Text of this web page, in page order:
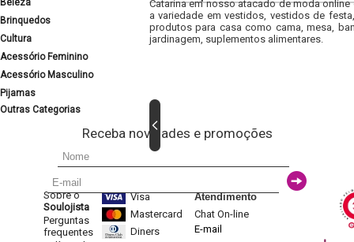
Beleza
Brinquedos
Cultura
Acessório Feminino
Acessório Masculino
Pijamas
Outras Categorias
Catarina em nosso atacado de moda
a variedade em vestidos, vestidos de
produtos para casa como cama, mesa,
jardinagem, suplementos alimentares.
Receba novidades e promoções
Sobre o
Soulojista
Perguntas
frequentes
Visa
Mastercard
Diners
Atendimento
Chat On-line
E-mail